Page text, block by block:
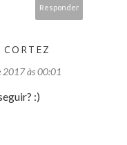
Responder
2017 às 00:01
:)